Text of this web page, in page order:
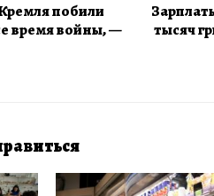
побили
время войны, —
тысяч